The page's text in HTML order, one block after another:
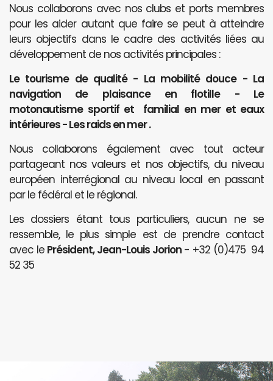
Nous collaborons avec nos clubs et ports membres
pour les aider autant que faire se peut à atteindre
leurs objectifs dans le cadre des activités liées au
développement de nos activités principales :
Le tourisme de qualité - La mobilité douce - La
navigation de plaisance en flotille - Le
motonautisme sportif et familial en mer et eaux
intérieures - Les raids en mer .
Nous collaborons également avec tout acteur
partageant nos valeurs et nos objectifs, du niveau
européen interrégional au niveau local en passant
par le fédéral et le régional.
Les dossiers étant tous particuliers, aucun ne se
ressemble, le plus simple est de prendre contact
avec le Président, Jean-Louis Jorion- +32 (0)475 94
52 35